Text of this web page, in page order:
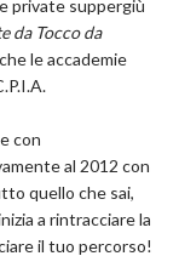
private suppergiù
da Tocco da
le accademie
con
al 2012 con
quello che sai,
a rintracciare la
il tuo percorso!